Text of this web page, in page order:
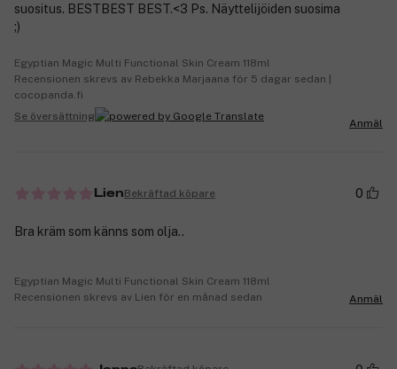
suositus. BESTBEST BEST.<3 Ps. Näyttelijöiden suosima
;)
Egyptian Magic Multi Functional Skin Cream 118ml
Recensionen skrevs av Rebekka Marjaana för 5 dagar sedan |
cocopanda.fi
Se översättning
Anmäl
LienBekräftad köpare 0
Bra kräm som känns som olja..
Egyptian Magic Multi Functional Skin Cream 118ml
Recensionen skrevs av Lien för en månad sedan
Anmäl